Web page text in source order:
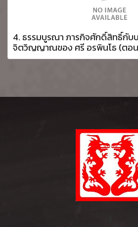
4. ธรรมบูรณา ภารกิจศักดิ์สิทธิ์กับ
จิตวิญญาณของ ศรี อรพินโธ (ตอ